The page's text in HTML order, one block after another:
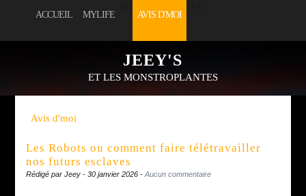
ACCUEIL MYLIFE AVIS D'MOI
SORTIE D'SÉANCE
JEEY'S
ET LES MONSTROPLANTES
Avis d'moi
Les Robots ou comment faire télétravailler
nos futurs esclaves
Rédigé par Jeey - 30 janvier 2026 - Aucun commentaire